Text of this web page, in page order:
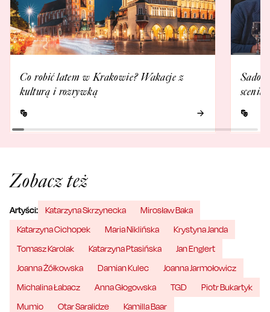
Co robić latem w Krakowie? Wakacje z
kulturą i rozrywką
scenie
Zobacz też
Artyści: Katarzyna Skrzynecka
Mirosław Baka
Katarzyna Cichopek
Maria Niklińska
Krystyna Janda
Tomasz Karolak
Katarzyna Ptasińska
Jan Englert
Joanna Żółkowska
Damian Kulec
Joanna Jarmołowicz
Michalina Łabacz
Anna Głogowska TGD
Piotr Bukartyk
Mumio
Otar Saralidze
Kamilla Baar